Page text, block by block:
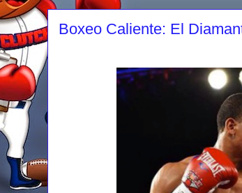
Boxeo Caliente: El